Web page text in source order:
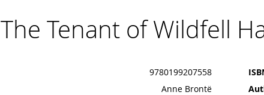
The Tenant of Wildfell
9780199207558
Anne Brontë